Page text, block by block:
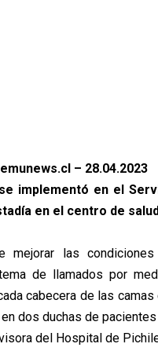
– 28.04.2023
implementó en el
en el centro de
mejorar las
de llamados por
cabecera de las
dos duchas de
del Hospital de